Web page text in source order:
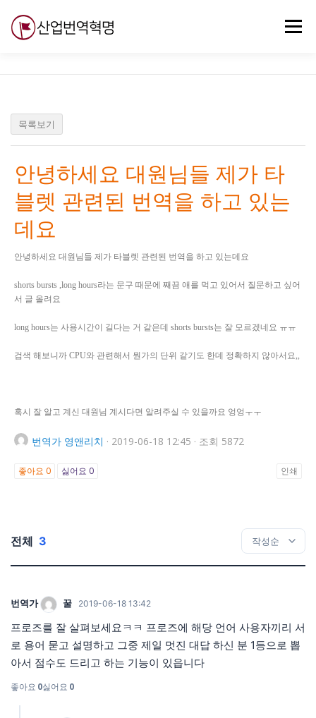
메뉴
목록보기
안녕하세요 대원님들 제가 타
블렛 관련된 번역을 하고 있는
데요
안녕하세요 대원님들 제가 타블렛 관련된 번역을 하고 있는데요
shorts bursts ,long hours라는 문구 때문에 째끔 애를 먹고 있어서 질문하고 싶어
서 글 올려요
long hours는 사용시간이 길다는 거 같은데 shorts bursts는 잘 모르겠네요 ㅠㅠ
검색 해보니까 CPU와 관련해서 뭔가의 단위 같기도 한데 정확하지 않아서요,,
혹시 잘 알고 계신 대원님 계시다면 알려주실 수 있을까요 엉엉ㅜㅜ
번역가 영앤리치 · 2019-06-18 12:45 · 조회 5872
좋아요 0 싫어요 0 인쇄
전체 3
번역가 꿀 2019-06-18 13:42
프로즈를 잘 살펴보세요ㅋㅋ 프로즈에 해당 언어 사용자끼리 서
로 용어 묻고 설명하고 그중 제일 멋진 대답 하신 분 1등으로 뽑
아서 점수도 드리고 하는 기능이 있읍니다
좋아요 0싫어요 0